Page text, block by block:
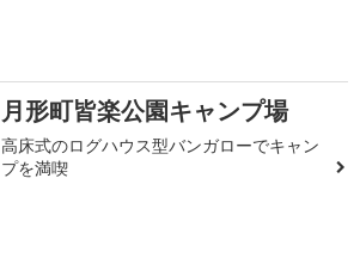
月形町皆楽公園キャンプ場
高床式のログハウス型バンガローでキャン
プを満喫